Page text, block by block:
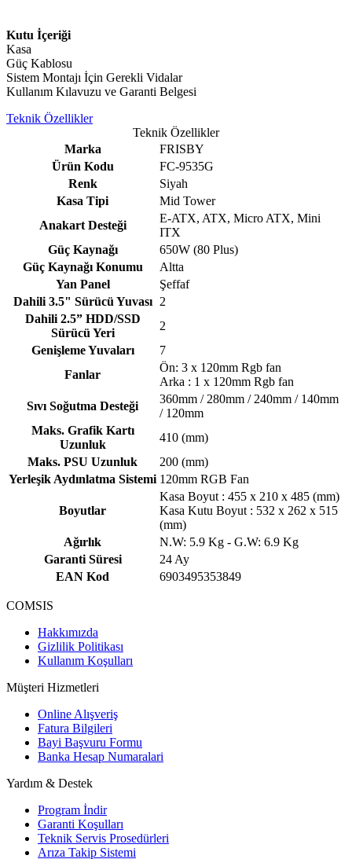
Kutu İçeriği
Kasa
Güç Kablosu
Sistem Montajı İçin Gerekli Vidalar
Kullanım Kılavuzu ve Garanti Belgesi
Teknik Özellikler
Teknik Özellikler
Marka
FRISBY
Ürün Kodu
FC-9535G
Renk
Siyah
Kasa Tipi
Mid Tower
Anakart Desteği
E-ATX, ATX, Micro ATX, Mini
ITX
Güç Kaynağı
650W (80 Plus)
Güç Kaynağı Konumu
Altta
Yan Panel
Şeffaf
Dahili 3.5" Sürücü Yuvası
2
Dahili 2.5” HDD/SSD
Sürücü Yeri
2
Genişleme Yuvaları
7
Fanlar
Ön: 3 x 120mm Rgb fan
Arka : 1 x 120mm Rgb fan
Sıvı Soğutma Desteği
360mm / 280mm / 240mm / 140mm
/ 120mm
Maks. Grafik Kartı
Uzunluk
410 (mm)
Maks. PSU Uzunluk
200 (mm)
Yerleşik Aydınlatma Sistemi 120mm RGB Fan
Boyutlar
Kasa Boyut : 455 x 210 x 485 (mm)
Kasa Kutu Boyut : 532 x 262 x 515
(mm)
Ağırlık
N.W: 5.9 Kg - G.W: 6.9 Kg
Garanti Süresi
24 Ay
EAN Kod
6903495353849
COMSIS
Hakkımızda
Gizlilik Politikası
Kullanım Koşulları
Müşteri Hizmetleri
Online Alışveriş
Fatura Bilgileri
Bayi Başvuru Formu
Banka Hesap Numaralari
Yardım & Destek
Program İndir
Garanti Koşulları
Teknik Servis Prosedürleri
Arıza Takip Sistemi